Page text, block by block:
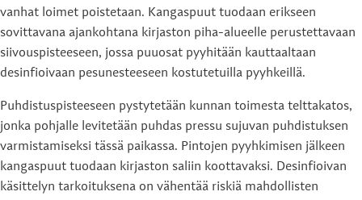
vanhat loimet poistetaan. Kangaspuut tuodaan erikseen
sovittavana ajankohtana kirjaston piha-alueelle perustettavaan
siivouspisteeseen, jossa puuosat pyyhitään kauttaaltaan
desinfioivaan pesunesteeseen kostutetuilla pyyhkeillä.
Puhdistuspisteeseen pystytetään kunnan toimesta telttakatos,
jonka pohjalle levitetään puhdas pressu sujuvan puhdistuksen
varmistamiseksi tässä paikassa. Pintojen pyyhkimisen jälkeen
kangaspuut tuodaan kirjaston saliin koottavaksi. Desinfioivan
käsittelyn tarkoituksena on vähentää riskiä mahdollisten